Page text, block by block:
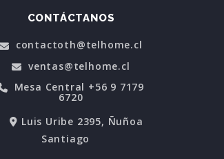
CONTÁCTANOS
contactoth@telhome.cl
ventas@telhome.cl
Mesa Central +56 9 7179
6720
Luis Uribe 2395, Ñuñoa
Santiago